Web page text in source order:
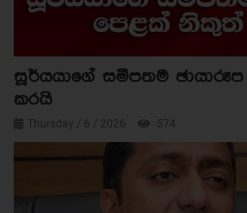
සූර්යයාගේ සමීපතම
කරයි
Thursday / 6 / 2026 574